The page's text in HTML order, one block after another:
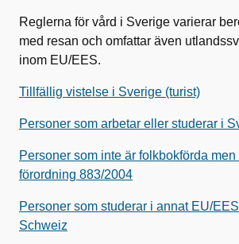
Reglerna för vård i Sverige varierar
med resan och omfattar även
inom EU/EES.
Tillfällig vistelse i Sverige (turist)
Personer som arbetar eller studerar i
Personer som inte är folkbokförda
förordning 883/2004
Personer som studerar i annat EU/
Schweiz